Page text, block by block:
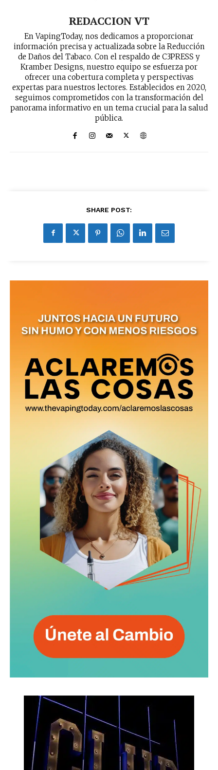
REDACCION VT
En VapingToday, nos dedicamos a proporcionar
información precisa y actualizada sobre la Reducción
de Daños del Tabaco. Con el respaldo de C3PRESS y
Kramber Designs, nuestro equipo se esfuerza por
ofrecer una cobertura completa y perspectivas
expertas para nuestros lectores. Establecidos en 2020,
seguimos comprometidos con la transformación del
panorama informativo en un tema crucial para la salud
pública.
SHARE POST: